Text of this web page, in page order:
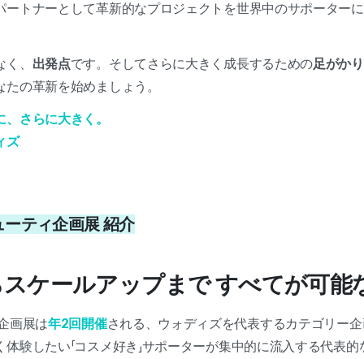
ートナーとして革新的なプロジェクトを世界中のサポーター
、 出発点です。そしてさらに大きく成長するための足がかり
の革新を始めましょう。
さらに大きく。
ズ
ティ企画展 紹介
ケールアップまで すべてが可能
画展は年2回開催される、ウォディズを代表するカテゴリー
験したい「コスメ好き」サポーターが集中的に流入する代表